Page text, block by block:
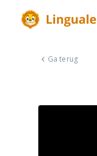
Ga terug